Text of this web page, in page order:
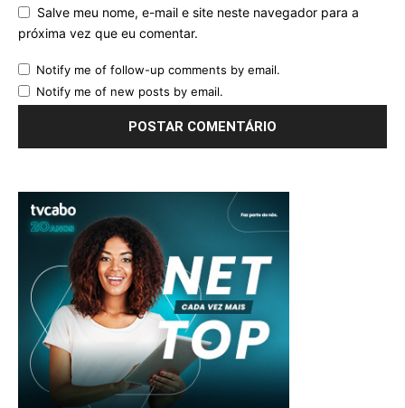
Salve meu nome, e-mail e site neste navegador para a
próxima vez que eu comentar.
Notify me of follow-up comments by email.
Notify me of new posts by email.